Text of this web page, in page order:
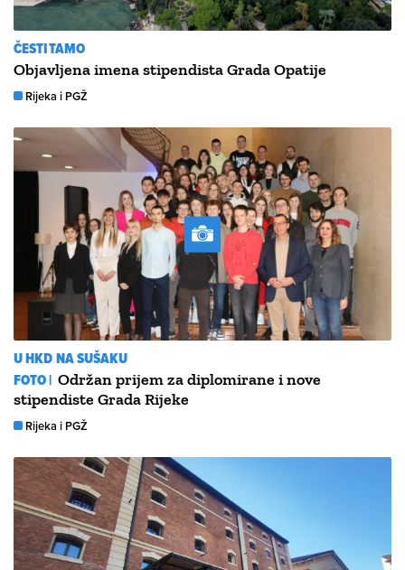
ČESTITAMO
Objavljena imena stipendista Grada Opatije
Rijeka i PGŽ
U HKD NA SUŠAKU
FOTO | Održan prijem za diplomirane i nove
stipendiste Grada Rijeke
Rijeka i PGŽ